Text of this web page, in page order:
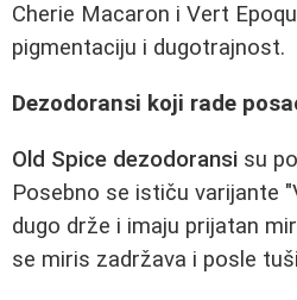
Cherie Macaron i Vert
pigmentaciju i dugotrajnost.
Dezodoransi koji rade
Old Spice dezodoransi su
Posebno se ističu varijante
dugo drže i imaju prijatan
se miris zadržava i posle